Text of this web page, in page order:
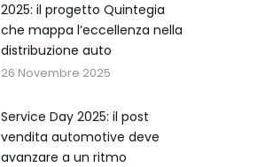
2025: il progetto Quintegia
che mappa l’eccellenza nella
distribuzione auto
26 Novembre 2025
Service Day 2025: il post
vendita automotive deve
avanzare a un ritmo